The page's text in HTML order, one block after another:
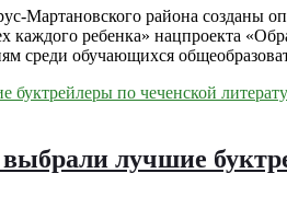
Мартановского района
каждого ребенка» нацпроекта
среди обучающихся
лучшие